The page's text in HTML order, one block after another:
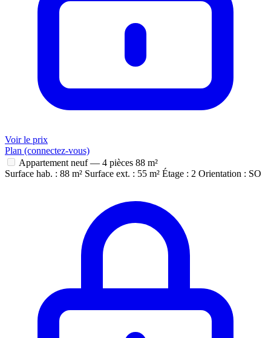
Voir le prix
Plan (connectez-vous)
Appartement neuf — 4 pièces 88 m²
Surface hab. : 88 m² Surface ext. : 55 m² Étage : 2 Orientation : SO